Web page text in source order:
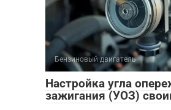
Бензиновый двигатель
Настройка угла
зажигания (УОЗ)